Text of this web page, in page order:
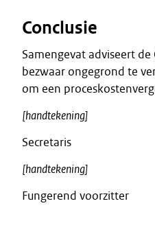
Conclusie
Samengevat adviseert
bezwaar ongegrond te
om een
[handtekening]
Secretaris
[handtekening]
Fungerend voorzitter